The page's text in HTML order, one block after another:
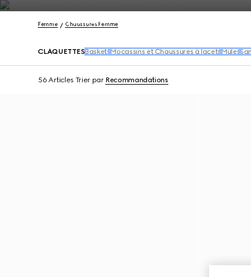
Nous Contacter
Femme Chaussures Femme
CLAQUETTES Baskets Mocassins et Chaussures à lacets Mules
56 Articles Trier par Recommandations